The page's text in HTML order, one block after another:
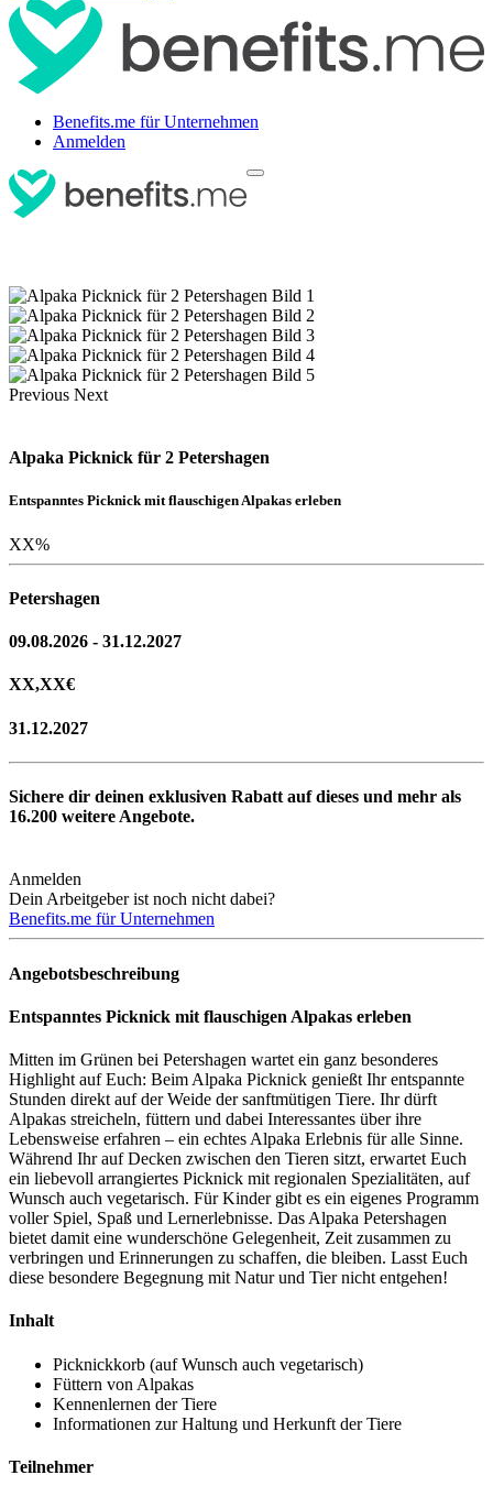
Benefits.me für Unternehmen
Anmelden
Previous Next
Alpaka Picknick für 2 Petershagen
Entspanntes Picknick mit flauschigen Alpakas erleben
XX%
Petershagen
09.08.2026 - 31.12.2027
XX,XX€
31.12.2027
Sichere dir deinen exklusiven Rabatt auf dieses und mehr als
16.200 weitere Angebote.
Anmelden
Dein Arbeitgeber ist noch nicht dabei?
Benefits.me für Unternehmen
Angebotsbeschreibung
Entspanntes Picknick mit flauschigen Alpakas erleben
Mitten im Grünen bei Petershagen wartet ein ganz besonderes
Highlight auf Euch: Beim Alpaka Picknick genießt Ihr entspannte
Stunden direkt auf der Weide der sanftmütigen Tiere. Ihr dürft
Alpakas streicheln, füttern und dabei Interessantes über ihre
Lebensweise erfahren – ein echtes Alpaka Erlebnis für alle Sinne.
Während Ihr auf Decken zwischen den Tieren sitzt, erwartet Euch
ein liebevoll arrangiertes Picknick mit regionalen Spezialitäten, auf
Wunsch auch vegetarisch. Für Kinder gibt es ein eigenes Programm
voller Spiel, Spaß und Lernerlebnisse. Das Alpaka Petershagen
bietet damit eine wunderschöne Gelegenheit, Zeit zusammen zu
verbringen und Erinnerungen zu schaffen, die bleiben. Lasst Euch
diese besondere Begegnung mit Natur und Tier nicht entgehen!
Inhalt
Picknickkorb (auf Wunsch auch vegetarisch)
Füttern von Alpakas
Kennenlernen der Tiere
Informationen zur Haltung und Herkunft der Tiere
Teilnehmer